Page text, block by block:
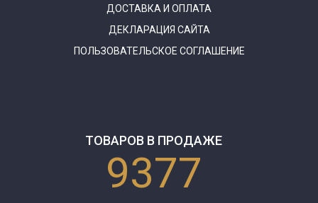
ДОСТАВКА И ОПЛАТА
ДЕКЛАРАЦИЯ САЙТА
ПОЛЬЗОВАТЕЛЬСКОЕ СОГЛАШЕНИЕ
ТОВАРОВ В ПРОДАЖЕ
9377